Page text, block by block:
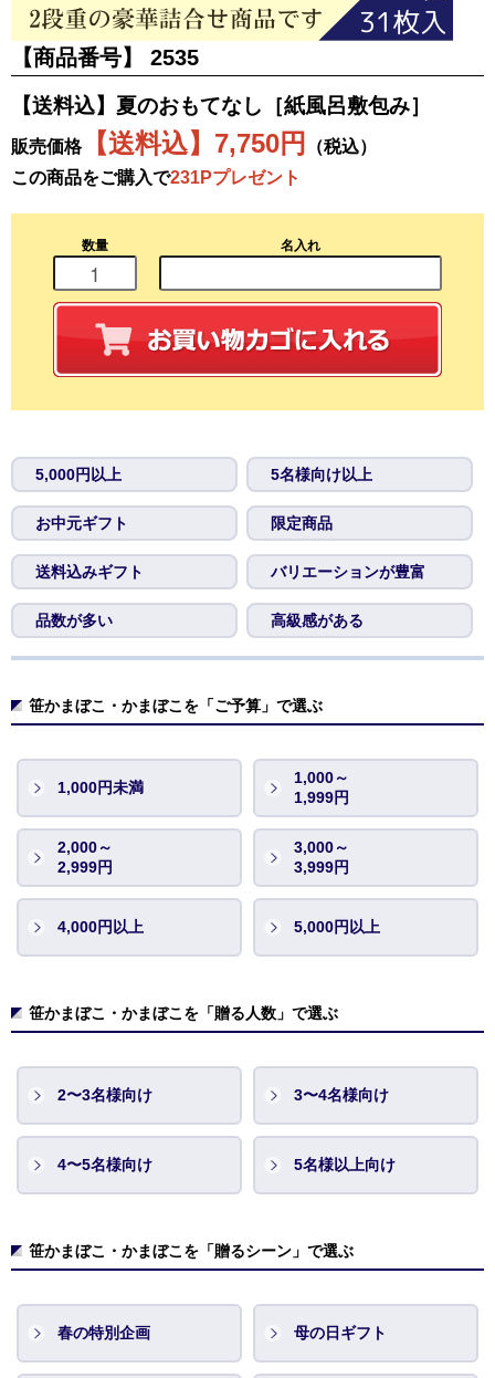
【商品番号】 2535
【送料込】夏のおもてなし［紙風呂敷包み］
販売価格【送料込】7,750円
（税込）
この商品をご購入で231Pプレゼント
数量 名入れ
5,000円以上 5名様向け以上
お中元ギフト 限定商品
送料込みギフト バリエーションが豊富
品数が多い 高級感がある
笹かまぼこ・かまぼこを「ご予算」で選ぶ
1,000円未満
1,000～
1,999円
2,000～
2,999円
3,000～
3,999円
4,000円以上 5,000円以上
笹かまぼこ・かまぼこを「贈る人数」で選ぶ
2〜3名様向け 3〜4名様向け
4〜5名様向け 5名様以上向け
笹かまぼこ・かまぼこを「贈るシーン」で選ぶ
春の特別企画 母の日ギフト